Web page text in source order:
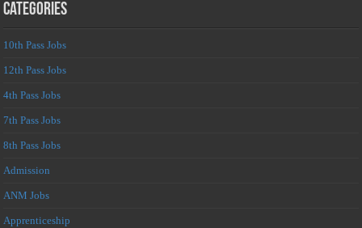
Categories
10th Pass Jobs
12th Pass Jobs
4th Pass Jobs
7th Pass Jobs
8th Pass Jobs
Admission
ANM Jobs
Apprenticeship